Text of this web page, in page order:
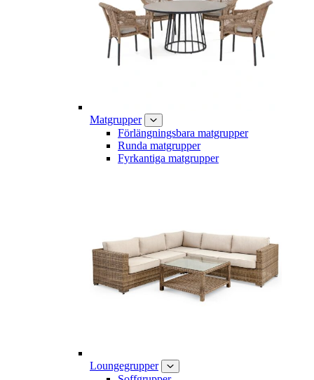
Matgrupper
Förlängningsbara matgrupper
Runda matgrupper
Fyrkantiga matgrupper
Loungegrupper